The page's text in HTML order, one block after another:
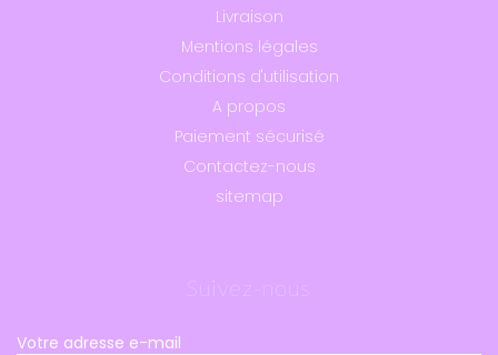
Livraison
Mentions légales
Conditions d'utilisation
A propos
Paiement sécurisé
Contactez-nous
sitemap
Suivez-nous
Votre adresse e-mail